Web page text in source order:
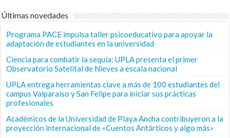
Últimas novedades
Programa PACE impulsa taller psicoeducativo para apoyar la
adaptación de estudiantes en la universidad
Ciencia para combatir la sequía: UPLA presenta el primer
Observatorio Satelital de Nieves a escala nacional
UPLA entrega herramientas clave a más de 100 estudiantes del
campus Valparaíso y San Felipe para iniciar sus prácticas
profesionales
Académicos de la Universidad de Playa Ancha contribuyeron a la
proyección internacional de «Cuentos Antárticos y algo más»